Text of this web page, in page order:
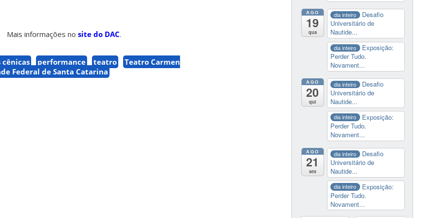
Mais informações no site do DAC.
performance teatro
Teatro Carmen
Federal de Santa Catarina
AGO
19
qua
dia inteiro
Desafio
Universitário de
Nautide...
dia inteiro
Exposição:
Perder Tudo.
Novament...
AGO
20
qui
dia inteiro
Desafio
Universitário de
Nautide...
dia inteiro
Exposição:
Perder Tudo.
Novament...
AGO
21
sex
dia inteiro
Desafio
Universitário de
Nautide...
dia inteiro
Exposição:
Perder Tudo.
Novament...